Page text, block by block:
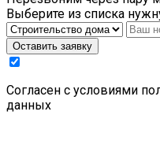
Выберите из списка
Оставить заявку
Cогласен с условиями
данных